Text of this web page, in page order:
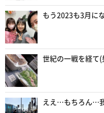
もう2023も3月に
世紀の一戦を経て(
ええ…もちろん…